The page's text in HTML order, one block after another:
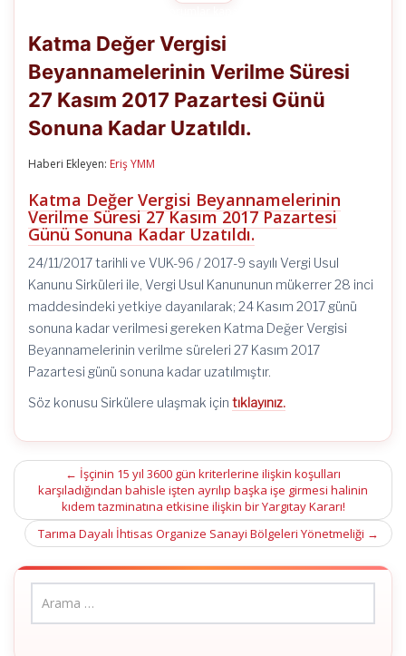
Vergisi
Beyannamelerinin
Verilme
27
Kasım
2017
Kadar
Uzatıldı.
için
Katma Değer Vergisi
Beyannamelerinin Verilme Süresi
27 Kasım 2017 Pazartesi Günü
Sonuna Kadar Uzatıldı.
Haberi Ekleyen: Eriş YMM
Katma Değer Vergisi Beyannamelerinin
Verilme Süresi 27 Kasım 2017 Pazartesi
Günü Sonuna Kadar Uzatıldı.
24/11/2017 tarihli ve VUK-96 / 2017-9 sayılı Vergi Usul
Kanunu Sirküleri ile, Vergi Usul Kanununun mükerrer 28 inci
maddesindeki yetkiye dayanılarak; 24 Kasım 2017 günü
sonuna kadar verilmesi gereken Katma Değer Vergisi
Beyannamelerinin verilme süreleri 27 Kasım 2017
Pazartesi günü sonuna kadar uzatılmıştır.
Söz konusu Sirkülere ulaşmak için tıklayınız.
Post
navigation
← İşçinin 15 yıl 3600 gün kriterlerine ilişkin koşulları
karşıladığından bahisle işten ayrılıp başka işe girmesi halinin
kıdem tazminatına etkisine ilişkin bir Yargıtay Kararı!
Tarıma Dayalı İhtisas Organize Sanayi Bölgeleri Yönetmeliği →